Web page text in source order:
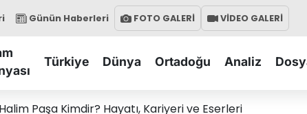
Günün Haberleri FOTO GALERİ VİDEO GALERİ
Türkiye Dünya Ortadoğu Analiz
Paşa Kimdir? Hayatı, Kariyeri ve Eserleri